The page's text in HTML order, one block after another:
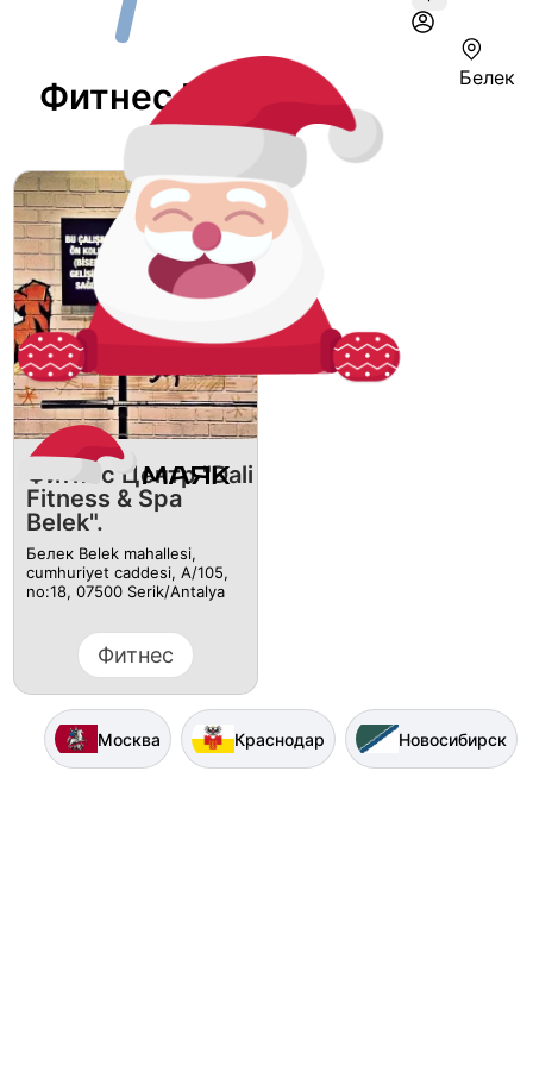
Белек
Фитнес В Белеке
Фитнес Центр "Dali
Fitness & Spa
Belek".
Белек Belek mahallesi,
cumhuriyet caddesi, A/105,
no:18, 07500 Serik/Antalya
Фитнес
Москва Краснодар Новосибирск